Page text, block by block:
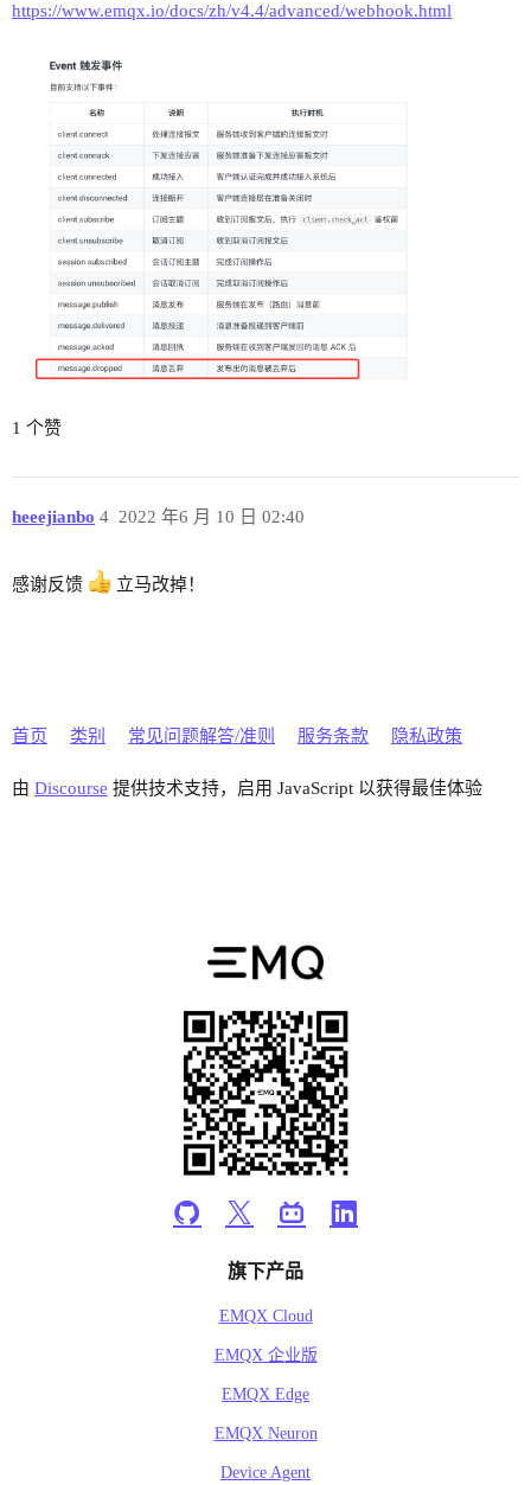
https://www.emqx.io/docs/zh/v4.4/advanced/webhook.html
1 个赞
heeejianbo 2022 年6 月 10 日 02:40
4
感谢反馈 立马改掉！
首页 类别 常见问题解答/准则 服务条款 隐私政策
由 Discourse 提供技术支持，启用 JavaScript 以获得最佳体验
旗下产品
EMQX Cloud
EMQX 企业版
EMQX Edge
EMQX Neuron
Device Agent